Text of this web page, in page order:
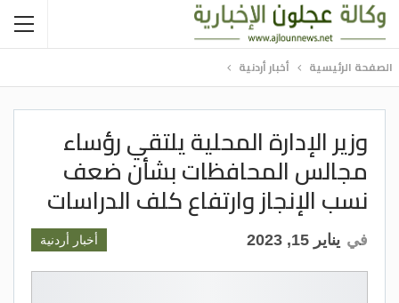
الصفحة الرئيسية أخبار أردنية
وزير الإدارة المحلية يلتقي رؤساء
مجالس المحافظات بشأن ضعف
نسب الإنجاز وارتفاع كلف الدراسات
أخبار أردنية في يناير 15, 2023